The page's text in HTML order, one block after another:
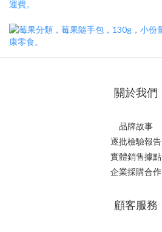
關於我們
品牌故事
逐批檢驗報告
實體銷售據點
企業採購合作
顧客服務